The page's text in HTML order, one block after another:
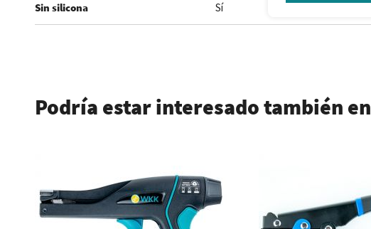
Sin silicona Sí
Podría estar interesado también en